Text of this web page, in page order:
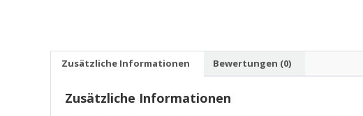
Zusätzliche Informationen Bewertungen (0)
Zusätzliche Informationen